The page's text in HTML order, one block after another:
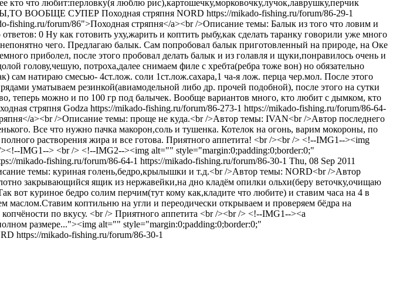
кто что любит:перловку(я люблю рис),картошечку,морковочку,лучок,лаврушку,перчик
ВООБЩЕ СУПЕР Походная стряпня NORD https://mikado-fishing.ru/forum/86-29-1
fishing.ru/forum/86">Походная стряпня</a><br />Описание темы: Балык из того что ловим и
0 Ну как готовить уху,жарить и коптить рыбу,как сделать таранку говорили уже много
чего. Предлагаю балык. Сам попробовал балык приготовленный на природе, на Оке
приболел, после этого пробовал делать балык и из голавля и щуки,понравилось очень и
голову,чешую, потроха,далее снимаем филе с хребта(ребра тоже вон) но обязательно
натираю смесью- 4ст.лож. соли 1ст.лож.сахара,1 ча-я лож. перца чер.мол. После этого
уматываем резинкой(авиамодельной либо др. прочей подобной), после этого на сутки
теперь можно и по 100 гр под балычек. Вообще вариантов много, кто любит с дымком, кто
стряпня Godza https://mikado-fishing.ru/forum/86-273-1 https://mikado-fishing.ru/forum/86-64-
a><br />Описание темы: проще не куда.<br />Автор темы: IVAN<br />Автор последнего
Все что нужно пачка макорон,соль и тушенка. Котелок на огонь, варим мокороны, по
растворения жира и все готова. Приятного аппетита! <br /><br /> <!--IMG1--><img
IMG1--> <br /> <!--IMG2--><img alt="" style="margin:0;padding:0;border:0;"
mikado-fishing.ru/forum/86-64-1 https://mikado-fishing.ru/forum/86-30-1 Thu, 08 Sep 2011
темы: куриная голень,бедро,крылышки и т.д.<br />Автор темы: NORD<br />Автор
закрывающийся ящик из нержавейки,на дно кладём опилки ольхи(беру веточку,очищаю
вот куриное бедро солим перчим(тут кому как,кладите что любите) и ставим часа на 4 в
коптильню на угли и переодически открываем и проверяем бёдра на
по вкусу. <br /> Приятного аппетита <br /><br /> <!--IMG1--><a
размере..."><img alt="" style="margin:0;padding:0;border:0;"
https://mikado-fishing.ru/forum/86-30-1